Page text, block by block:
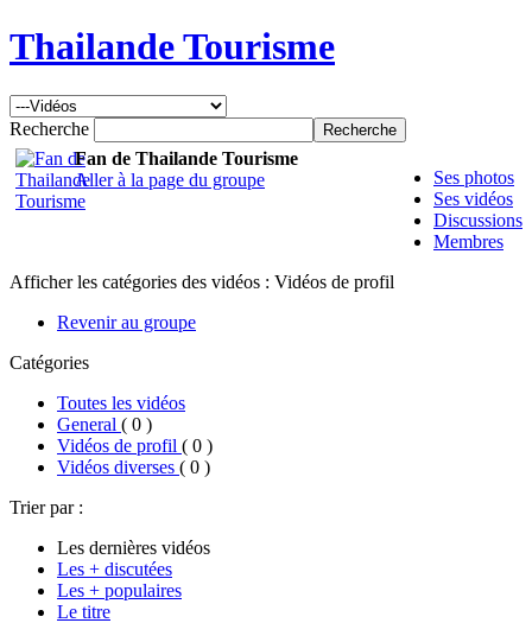
Thailande Tourisme
Recherche
Fan de Thailande Tourisme
Aller à la page du groupe
Ses photos
Ses vidéos
Discussions
Membres
Afficher les catégories des vidéos : Vidéos de profil
Revenir au groupe
Catégories
Toutes les vidéos
General ( 0 )
Vidéos de profil ( 0 )
Vidéos diverses ( 0 )
Trier par :
Les dernières vidéos
Les + discutées
Les + populaires
Le titre